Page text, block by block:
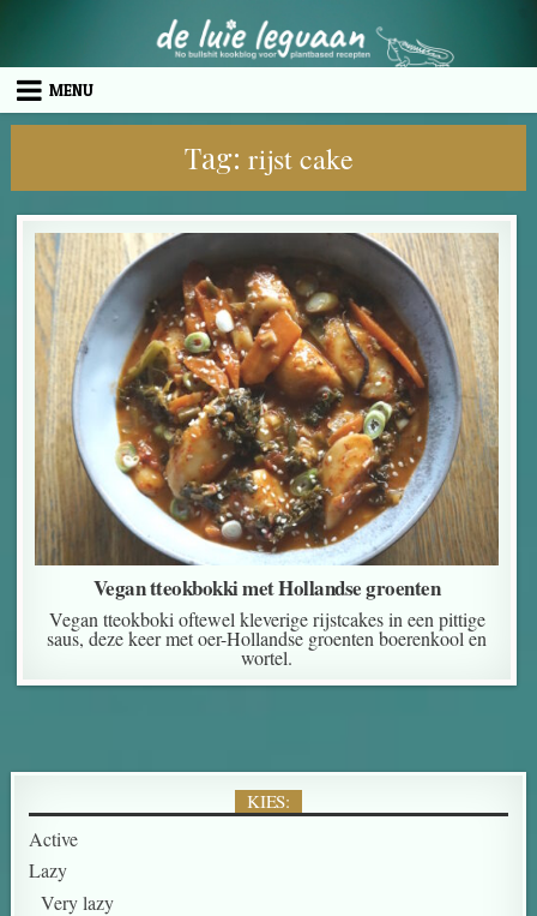
MENU
Tag: rijst cake
Vegan tteokbokki met Hollandse groenten
Vegan tteokboki oftewel kleverige rijstcakes in een pittige
saus, deze keer met oer-Hollandse groenten boerenkool en
wortel.
KIES:
Active
Lazy
Very lazy